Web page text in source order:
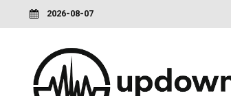
2026-08-07